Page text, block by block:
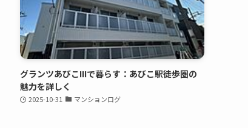
グランツあびこIIIで暮らす：あびこ駅徒歩圏の
魅力を詳しく
2025-10-31 マンションログ